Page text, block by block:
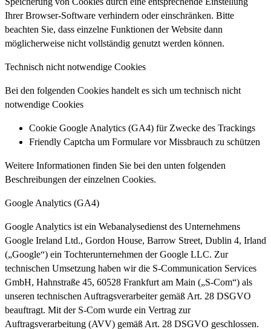
Ihrer Browser-Software verhindern oder einschränken. Bitte
beachten Sie, dass einzelne Funktionen der Website dann
möglicherweise nicht vollständig genutzt werden können.
Technisch nicht notwendige Cookies
Bei den folgenden Cookies handelt es sich um technisch nicht
notwendige Cookies
Cookie Google Analytics (GA4) für Zwecke des Trackings
Friendly Captcha um Formulare vor Missbrauch zu schützen
Weitere Informationen finden Sie bei den unten folgenden
Beschreibungen der einzelnen Cookies.
Google Analytics (GA4)
Google Analytics ist ein Webanalysedienst des Unternehmens
Google Ireland Ltd., Gordon House, Barrow Street, Dublin 4, Irland
(„Google“) ein Tochterunternehmen der Google LLC. Zur
technischen Umsetzung haben wir die S-Communication Services
GmbH, Hahnstraße 45, 60528 Frankfurt am Main („S-Com“) als
unseren technischen Auftragsverarbeiter gemäß Art. 28 DSGVO
beauftragt. Mit der S-Com wurde ein Vertrag zur
Auftragsverarbeitung (AVV) gemäß Art. 28 DSGVO geschlossen.